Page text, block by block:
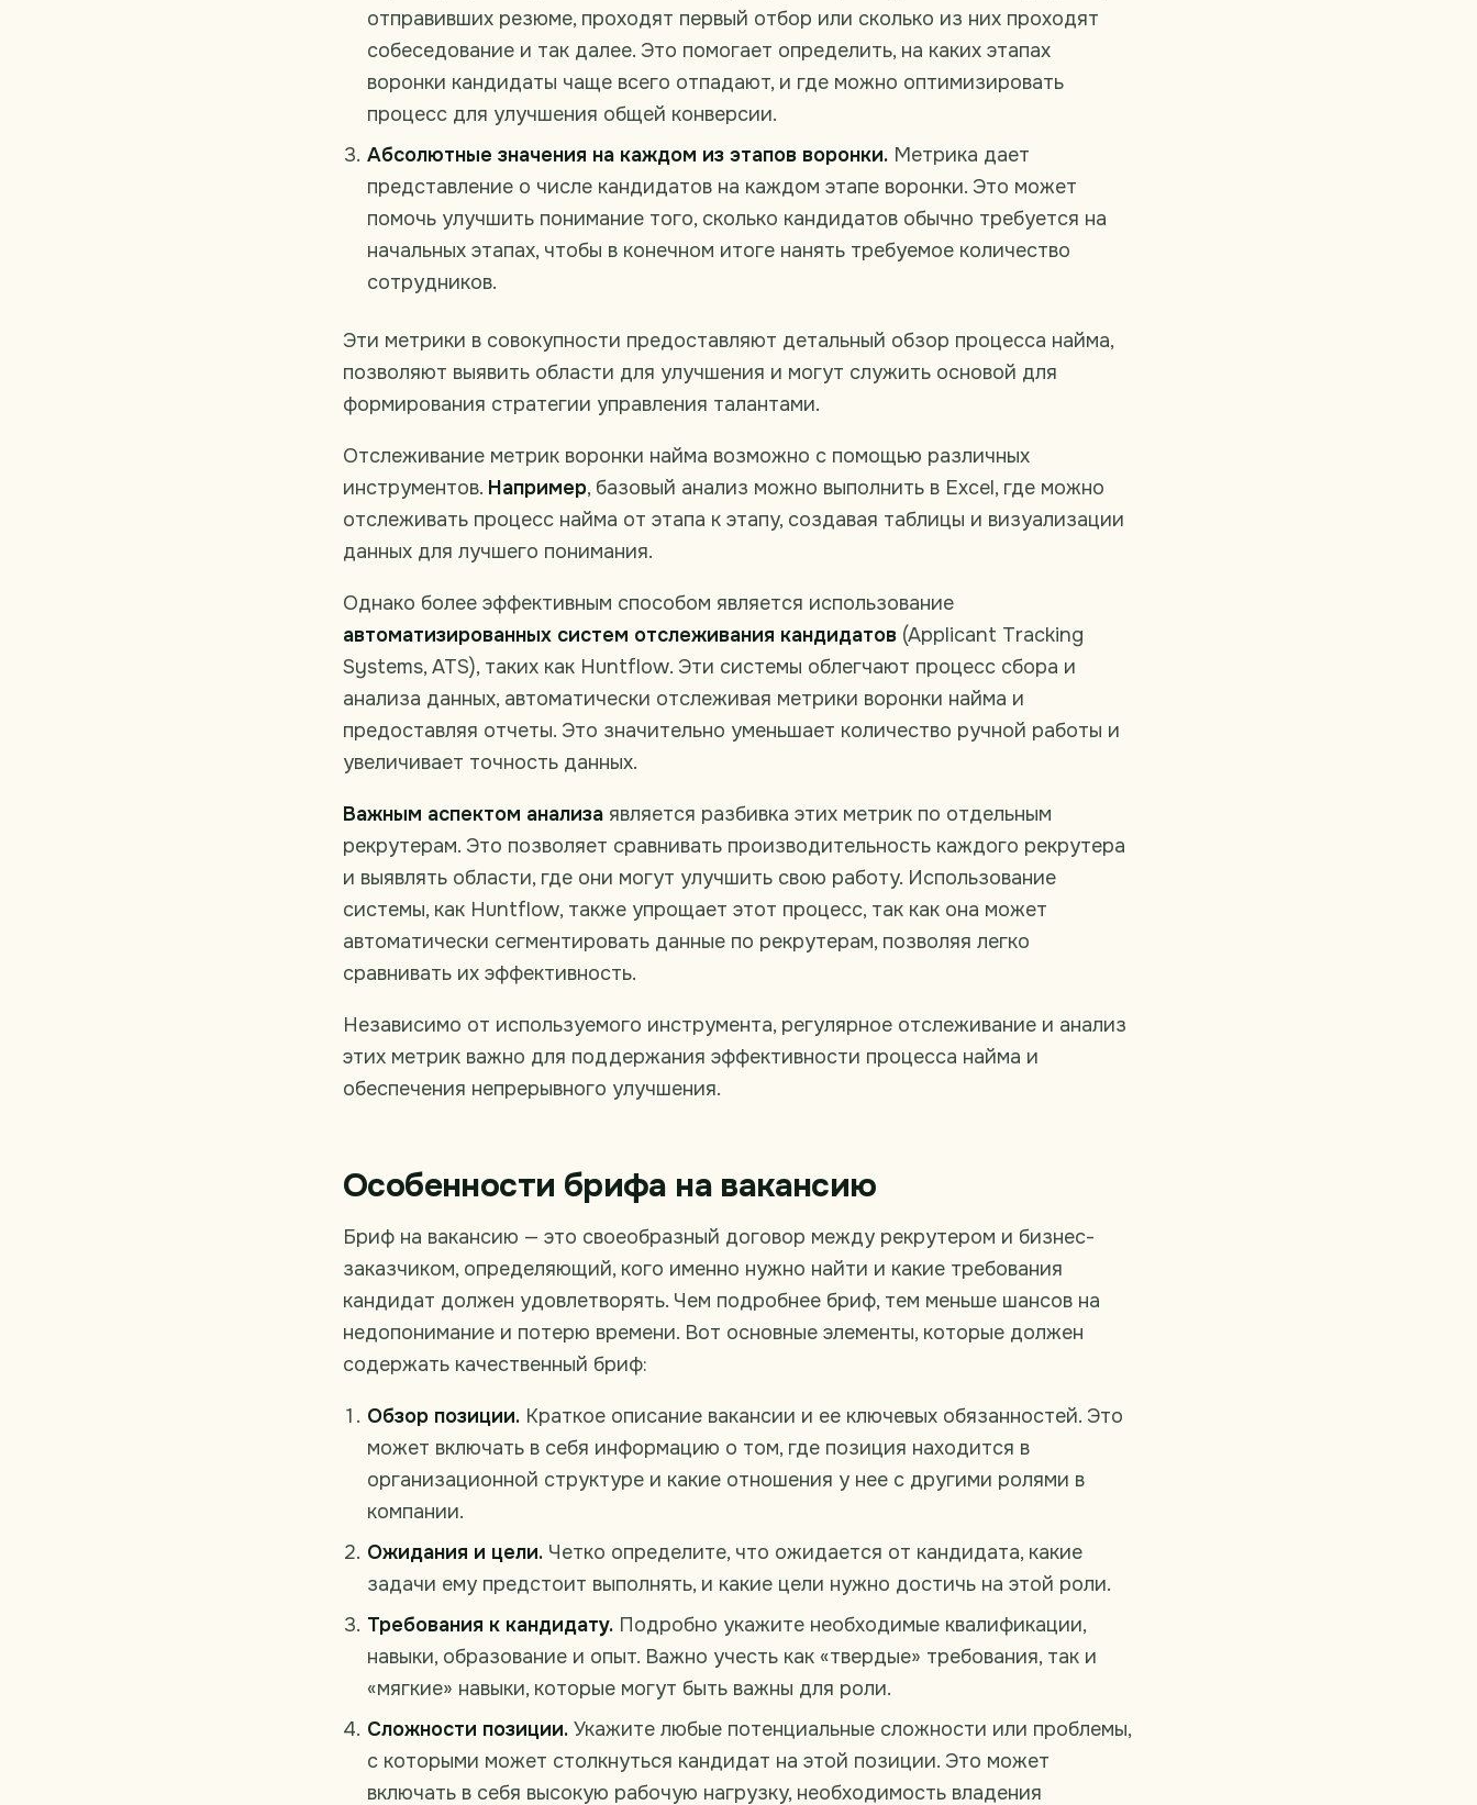
отправивших резюме, проходят первый отбор или сколько из них проходят
собеседование и так далее. Это помогает определить, на каких этапах
воронки кандидаты чаще всего отпадают, и где можно оптимизировать
процесс для улучшения общей конверсии.
Абсолютные значения на каждом из этапов воронки. Метрика дает
представление о числе кандидатов на каждом этапе воронки. Это может
помочь улучшить понимание того, сколько кандидатов обычно требуется на
начальных этапах, чтобы в конечном итоге нанять требуемое количество
сотрудников.
Эти метрики в совокупности предоставляют детальный обзор процесса найма,
позволяют выявить области для улучшения и могут служить основой для
формирования стратегии управления талантами.
Отслеживание метрик воронки найма возможно с помощью различных
инструментов. Например, базовый анализ можно выполнить в Excel, где можно
отслеживать процесс найма от этапа к этапу, создавая таблицы и визуализации
данных для лучшего понимания.
Однако более эффективным способом является использование
автоматизированных систем отслеживания кандидатов (Applicant Tracking
Systems, ATS), таких как Huntflow. Эти системы облегчают процесс сбора и
анализа данных, автоматически отслеживая метрики воронки найма и
предоставляя отчеты. Это значительно уменьшает количество ручной работы и
увеличивает точность данных.
Важным аспектом анализа является разбивка этих метрик по отдельным
рекрутерам. Это позволяет сравнивать производительность каждого рекрутера
и выявлять области, где они могут улучшить свою работу. Использование
системы, как Huntflow, также упрощает этот процесс, так как она может
автоматически сегментировать данные по рекрутерам, позволяя легко
сравнивать их эффективность.
Независимо от используемого инструмента, регулярное отслеживание и анализ
этих метрик важно для поддержания эффективности процесса найма и
обеспечения непрерывного улучшения.
Особенности брифа на вакансию
Бриф на вакансию — это своеобразный договор между рекрутером и бизнес-
заказчиком, определяющий, кого именно нужно найти и какие требования
кандидат должен удовлетворять. Чем подробнее бриф, тем меньше шансов на
недопонимание и потерю времени. Вот основные элементы, которые должен
содержать качественный бриф:
Обзор позиции. Краткое описание вакансии и ее ключевых обязанностей. Это
может включать в себя информацию о том, где позиция находится в
организационной структуре и какие отношения у нее с другими ролями в
компании.
Ожидания и цели. Четко определите, что ожидается от кандидата, какие
задачи ему предстоит выполнять, и какие цели нужно достичь на этой роли.
Требования к кандидату. Подробно укажите необходимые квалификации,
навыки, образование и опыт. Важно учесть как «твердые» требования, так и
«мягкие» навыки, которые могут быть важны для роли.
Сложности позиции. Укажите любые потенциальные сложности или проблемы,
с которыми может столкнуться кандидат на этой позиции. Это может
включать в себя высокую рабочую нагрузку, необходимость владения